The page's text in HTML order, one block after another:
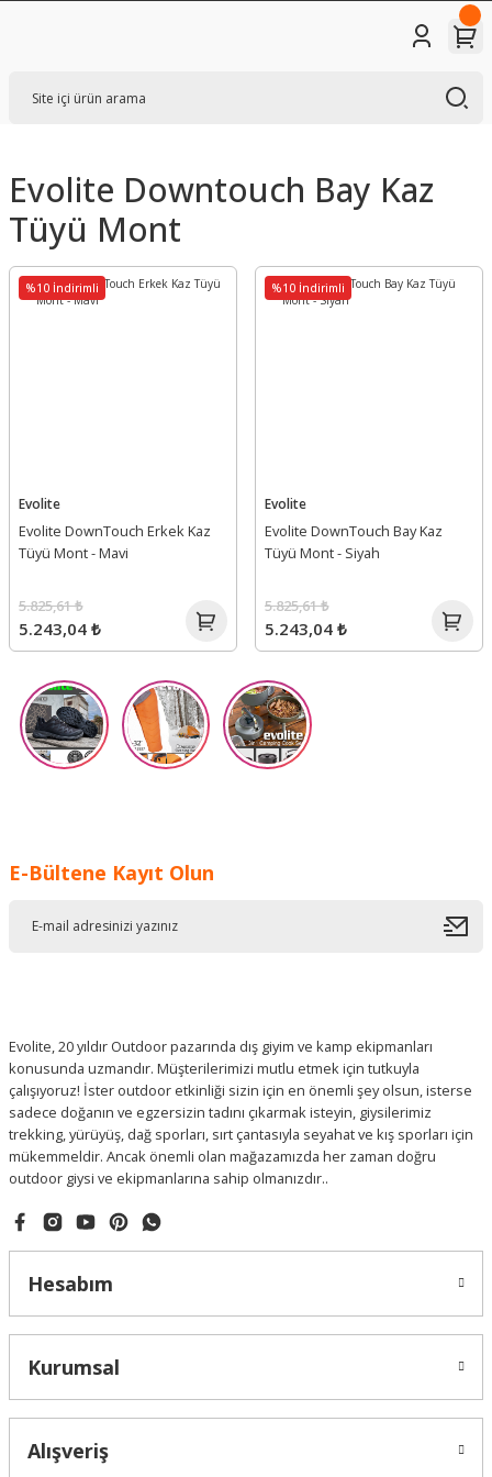
Evolite Downtouch Bay Kaz
Tüyü Mont
%10 İndirimli
Evolite
Evolite DownTouch Erkek Kaz
Tüyü Mont - Mavi
5.243,04 ₺
5.825,61 ₺
%10 İndirimli
Evolite
Evolite DownTouch Bay Kaz
Tüyü Mont - Siyah
5.243,04 ₺
5.825,61 ₺
E-Bültene Kayıt Olun
Evolite, 20 yıldır Outdoor pazarında dış giyim ve kamp ekipmanları
konusunda uzmandır. Müşterilerimizi mutlu etmek için tutkuyla
çalışıyoruz! İster outdoor etkinliği sizin için en önemli şey olsun, isterse
sadece doğanın ve egzersizin tadını çıkarmak isteyin, giysilerimiz
trekking, yürüyüş, dağ sporları, sırt çantasıyla seyahat ve kış sporları için
mükemmeldir. Ancak önemli olan mağazamızda her zaman doğru
outdoor giysi ve ekipmanlarına sahip olmanızdır..
Hesabım
Kurumsal
Alışveriş